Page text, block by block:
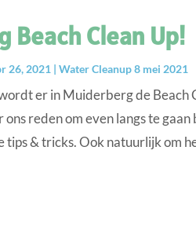
Beach Clean Up!
26, 2021 |Water Cleanup 8 mei 2021
er in Muiderberg de Beach
ons reden om even langs te
tips & tricks. Ook natuurlijk om